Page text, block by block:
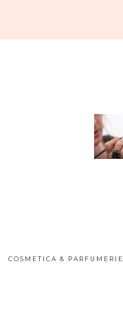
COSMETICA & PARFUMERIE